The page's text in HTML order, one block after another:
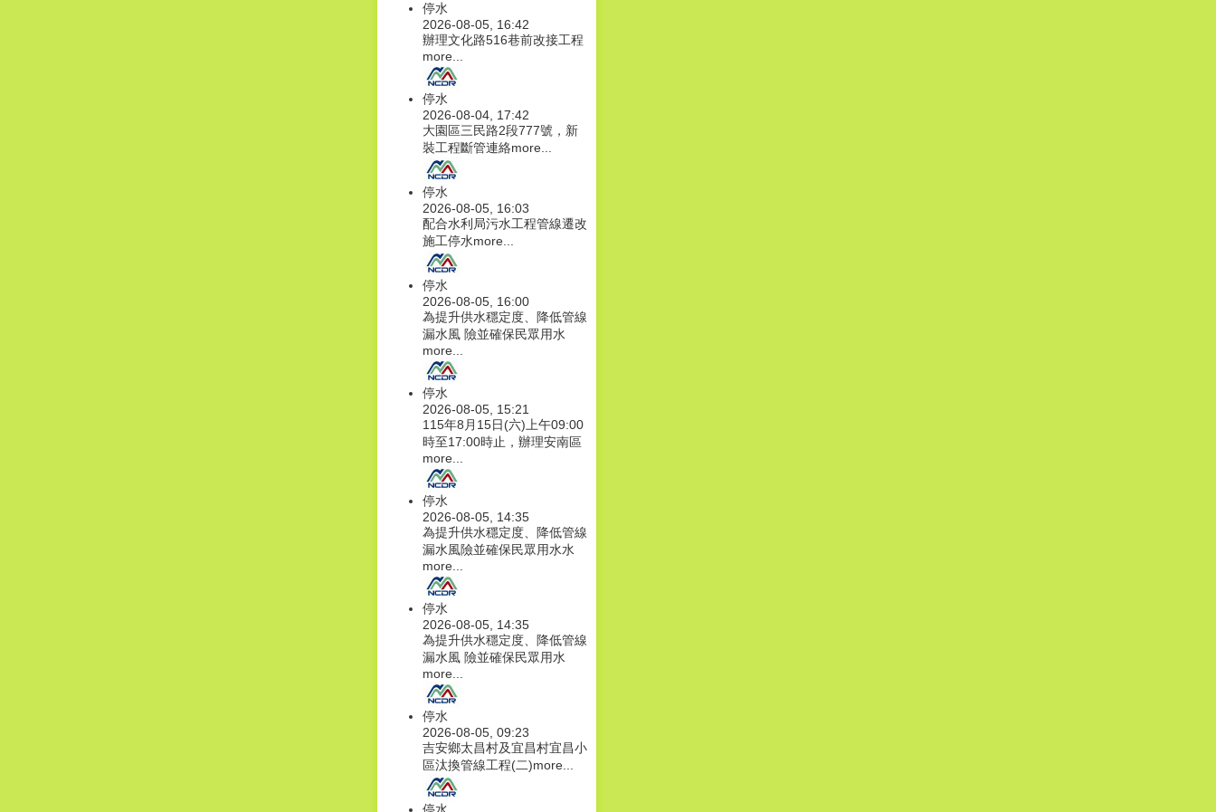
停水
2026-08-05, 16:42
辦理文化路516巷前改接工程
more...
停水
2026-08-04, 17:42
大園區三民路2段777號，新
裝工程斷管連絡more...
停水
2026-08-05, 16:03
配合水利局污水工程管線遷改
施工停水more...
停水
2026-08-05, 16:00
為提升供水穩定度、降低管線
漏水風 險並確保民眾用水
more...
停水
2026-08-05, 15:21
115年8月15日(六)上午09:00
時至17:00時止，辦理安南區
more...
停水
2026-08-05, 14:35
為提升供水穩定度、降低管線
漏水風險並確保民眾用水水
more...
停水
2026-08-05, 14:35
為提升供水穩定度、降低管線
漏水風 險並確保民眾用水
more...
停水
2026-08-05, 09:23
吉安鄉太昌村及宜昌村宜昌小
區汰換管線工程(二)more...